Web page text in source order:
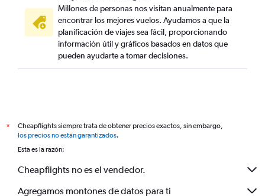
Millones de personas nos visitan anualmente para
encontrar los mejores vuelos. Ayudamos a que la
planificación de viajes sea fácil, proporcionando
información útil y gráficos basados en datos que
pueden ayudarte a tomar decisiones.
*
Cheapflights siempre trata de obtener precios exactos, sin embargo,
los precios no están garantizados.
Esta es la razón:
Cheapflights no es el vendedor.
Agregamos montones de datos para ti